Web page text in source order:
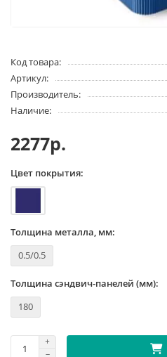
Код товара:
Артикул:
Производитель:
Наличие:
2277р.
Цвет покрытия:
Толщина металла, мм:
0.5/0.5
Толщина сэндвич-панелей (мм):
180